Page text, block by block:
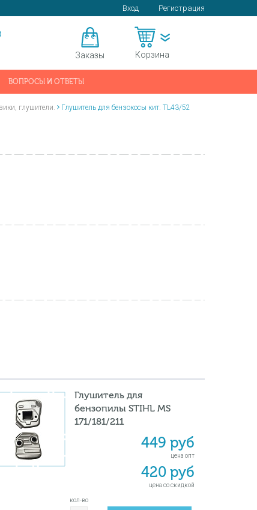
Вход Регистрация
Заказы Корзина
ВОПРОСЫ И ОТВЕТЫ
глушители. Глушитель для бензокосы кит. TL43/52
Глушитель для
бензопилы STIHL MS
171/181/211
449 руб
цена опт
420 руб
цена со скидкой
кол-во